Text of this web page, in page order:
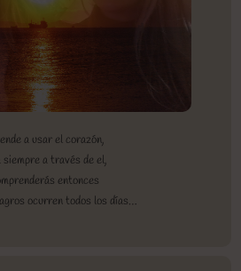
a usar el corazón,
a través de el,
entonces
ocurren todos los días…